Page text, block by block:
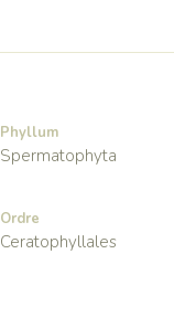
Phyllum
Spermatophyta
Ordre
Ceratophyllales